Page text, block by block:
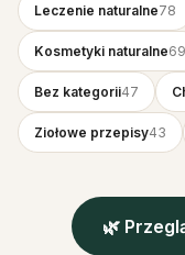
Leczenie naturalne78
Kosmetyki naturalne69
Bez kategorii47
Ziołowe przepisy43
🌿